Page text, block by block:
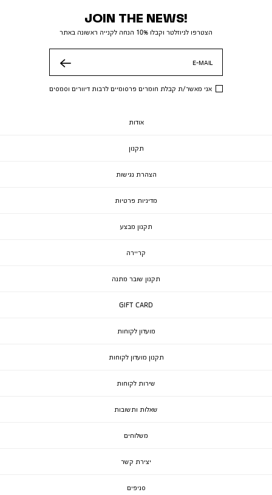
JOIN THE NEWS!
הצטרפו לניוזלטר וקבלו 10% הנחה לקנייה ראשונה באתר
E-MAIL
אני מאשר/ת קבלת חומרים פרסומיים לרבות דיוורים וסמסים
אודות
תקנון
הצהרת נגישות
מדיניות פרטיות
תקנון מבצע
קריירה
תקנון שובר מתנה
GIFT CARD
מועדון לקוחות
תקנון מועדון לקוחות
שירות לקוחות
שאלות ותשובות
משלוחים
יצירת קשר
סניפים